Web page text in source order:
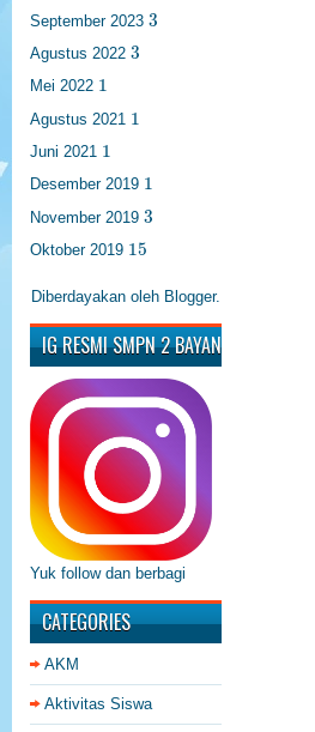
September 2023 3
3
Agustus 2022 3
3
Mei 2022 1
1
Agustus 2021 1
1
Juni 2021 1
1
Desember 2019 1
1
November 2019 3
3
Oktober 2019 15
15
Diberdayakan oleh Blogger.
IG RESMI SMPN 2 BAYAN
Yuk follow dan berbagi
CATEGORIES
AKM
Aktivitas Siswa